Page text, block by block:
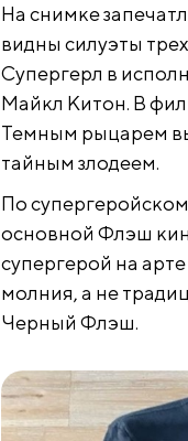
На снимке
видны силуэты
Супергерл в
Майкл Китон. В
Темным рыцарем
тайным злодеем.
По
основной Флэш
супергерой на
молния, а не
Черный Флэш.